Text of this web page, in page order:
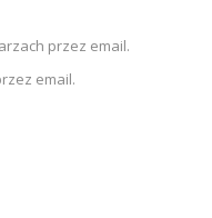
przez email.
email.